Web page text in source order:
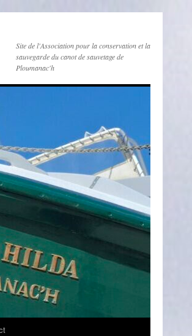
Site de l'Association pour la conservation et la
sauvegarde du canot de sauvetage de
Ploumanac'h